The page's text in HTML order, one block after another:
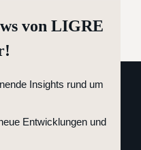
von LIGRE
Insights rund um
Entwicklungen und